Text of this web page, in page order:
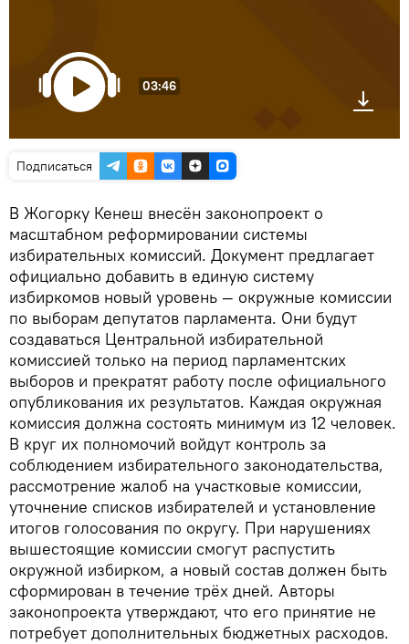
03:46
Подписаться
В Жогорку Кенеш внесён законопроект о
масштабном реформировании системы
избирательных комиссий. Документ предлагает
официально добавить в единую систему
избиркомов новый уровень — окружные комиссии
по выборам депутатов парламента. Они будут
создаваться Центральной избирательной
комиссией только на период парламентских
выборов и прекратят работу после официального
опубликования их результатов. Каждая окружная
комиссия должна состоять минимум из 12 человек.
В круг их полномочий войдут контроль за
соблюдением избирательного законодательства,
рассмотрение жалоб на участковые комиссии,
уточнение списков избирателей и установление
итогов голосования по округу. При нарушениях
вышестоящие комиссии смогут распустить
окружной избирком, а новый состав должен быть
сформирован в течение трёх дней. Авторы
законопроекта утверждают, что его принятие не
потребует дополнительных бюджетных расходов.